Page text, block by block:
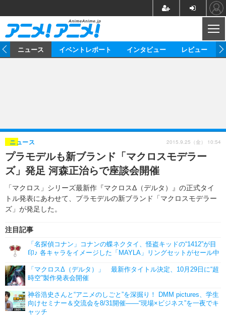
ゲーム グッズ
イベント
海外イベント ビジネス
俳優・タレント アーティスト
ビジネス
アニメ 実写
書評
ゲーム 座談会
動画
アニメ！アニメ！TV ABEMA Cafe
ニュース イベントレポート インタビュー レビュー
プラモデルも新ブランド「マクロスモデラー
ズ」発足 河森正治らで座談会開催
「マクロス」シリーズ最新作『マクロスΔ（デルタ）』の正式タイ
トル発表にあわせて、プラモデルの新ブランド「マクロスモデラー
ズ」が発足した。
ニュース
注目記事
「名探偵コナン」コナンの蝶ネクタイ、怪盗キッドの“1412”が目
印♪ 各キャラをイメージした「MAYLA」リングセットがセール中
「マクロスΔ（デルタ）」 最新作タイトル決定、10月29日に“超
時空”製作発表会開催
神谷浩史さんと“アニメのしごと”を深掘り！ DMM pictures、学生
向けセミナー＆交流会を8/31開催――“現場×ビジネス”を一夜でキ
ャッチ
2015.9.25（金） 10:54